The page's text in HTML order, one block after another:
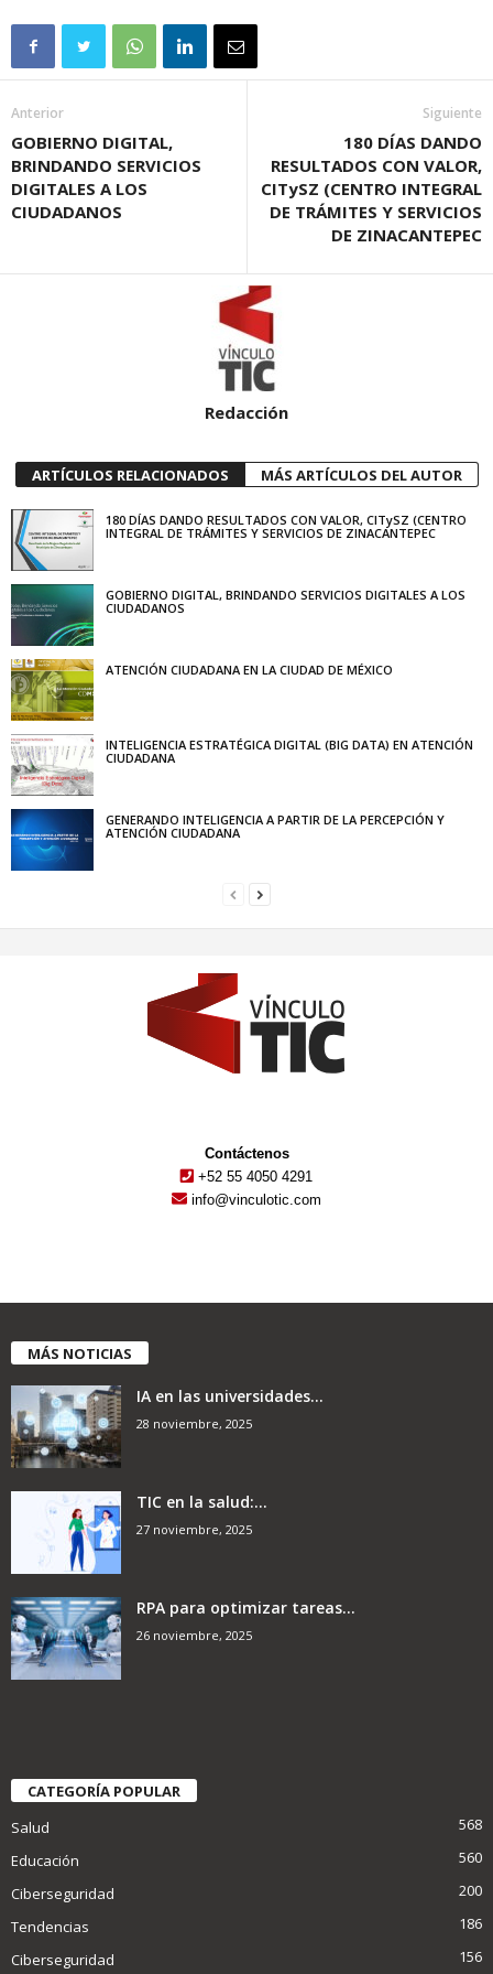
Anterior
GOBIERNO DIGITAL,
BRINDANDO SERVICIOS
DIGITALES A LOS
CIUDADANOS
Siguiente
180 DÍAS DANDO
RESULTADOS CON VALOR,
CITySZ (CENTRO INTEGRAL
DE TRÁMITES Y SERVICIOS
DE ZINACANTEPEC
Redacción
ARTÍCULOS RELACIONADOS MÁS ARTÍCULOS DEL AUTOR
180 DÍAS DANDO RESULTADOS CON VALOR, CITySZ (CENTRO
INTEGRAL DE TRÁMITES Y SERVICIOS DE ZINACANTEPEC
GOBIERNO DIGITAL, BRINDANDO SERVICIOS DIGITALES A LOS
CIUDADANOS
ATENCIÓN CIUDADANA EN LA CIUDAD DE MÉXICO
INTELIGENCIA ESTRATÉGICA DIGITAL (BIG DATA) EN ATENCIÓN
CIUDADANA
GENERANDO INTELIGENCIA A PARTIR DE LA PERCEPCIÓN Y
ATENCIÓN CIUDADANA
Contáctenos
+52 55 4050 4291
info@vinculotic.com
MÁS NOTICIAS
IA en las universidades...
28 noviembre, 2025
TIC en la salud:...
27 noviembre, 2025
RPA para optimizar tareas...
26 noviembre, 2025
CATEGORÍA POPULAR
Salud
568
Educación
560
Ciberseguridad
200
Tendencias
186
Ciberseguridad
156